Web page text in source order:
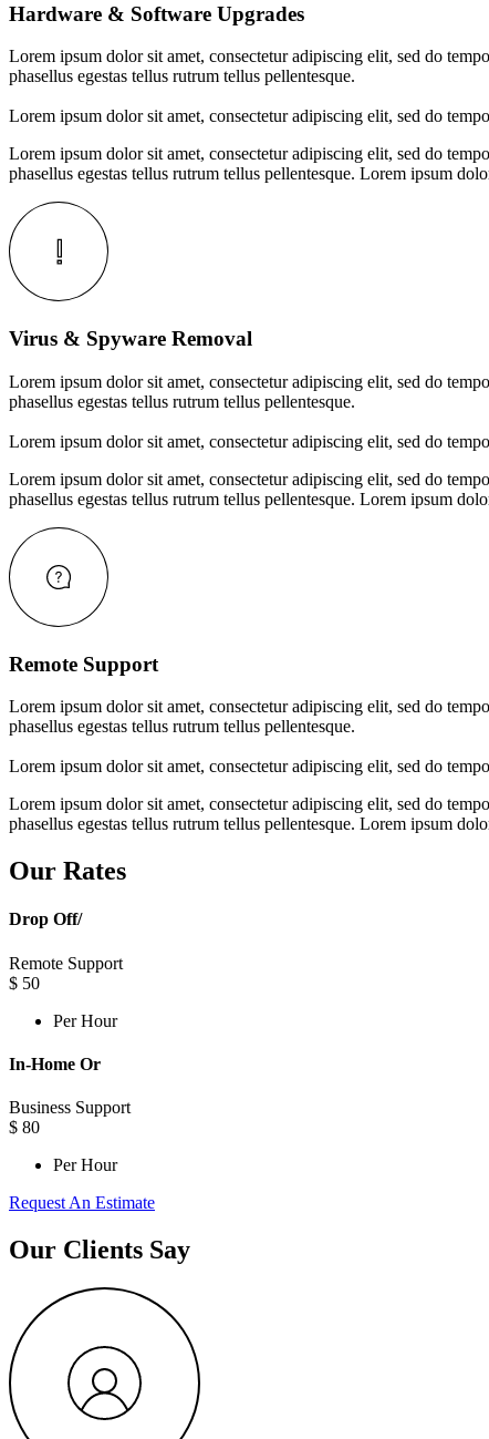
Hardware & Software Upgrades
Lorem ipsum dolor sit amet, consectetur adipiscing elit, sed do
phasellus egestas tellus rutrum tellus pellentesque.
Lorem ipsum dolor sit amet, consectetur adipiscing elit, sed do
Lorem ipsum dolor sit amet, consectetur adipiscing elit, sed do
phasellus egestas tellus rutrum tellus pellentesque. Lorem ipsum
Virus & Spyware Removal
Lorem ipsum dolor sit amet, consectetur adipiscing elit, sed do
phasellus egestas tellus rutrum tellus pellentesque.
Lorem ipsum dolor sit amet, consectetur adipiscing elit, sed do
Lorem ipsum dolor sit amet, consectetur adipiscing elit, sed do
phasellus egestas tellus rutrum tellus pellentesque. Lorem ipsum
Remote Support
Lorem ipsum dolor sit amet, consectetur adipiscing elit, sed do
phasellus egestas tellus rutrum tellus pellentesque.
Lorem ipsum dolor sit amet, consectetur adipiscing elit, sed do
Lorem ipsum dolor sit amet, consectetur adipiscing elit, sed do
phasellus egestas tellus rutrum tellus pellentesque. Lorem ipsum
Our Rates
Drop Off/
Remote Support
$ 50
Per Hour
In-Home Or
Business Support
$ 80
Per Hour
Request An Estimate
Our Clients Say